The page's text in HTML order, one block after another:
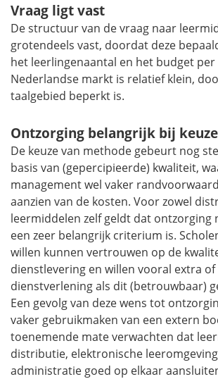
Vraag ligt vast
De structuur van de vraag naar
grotendeels vast, doordat deze
het leerlingenaantal en het budget per
Nederlandse markt is relatief klein,
taalgebied beperkt is.
Ontzorging belangrijk bij keuze
De keuze van methode gebeurt nog
basis van (gepercipieerde) kwaliteit,
management wel vaker
aanzien van de kosten. Voor zowel
leermiddelen zelf geldt dat ontzorging
een zeer belangrijk criterium is.
willen kunnen vertrouwen op de
dienstlevering en willen vooral extra
dienstverlening als dit (betrouwbaar)
Een gevolg van deze wens tot
vaker gebruikmaken van een extern
toenemende mate verwachten dat
distributie, elektronische
administratie goed op elkaar